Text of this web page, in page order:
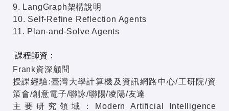
9. LangGraph架構說明
10. Self-Refine Reflection Agents
11. Plan-and-Solve Agents
課程師資：
Frank資深顧問
授課經驗:臺灣大學計算機及資訊網路中心/工研院/資
策會/創意電子/聯詠/聯陽/凌陽/友達
主要研究領域：Modern Artificial Intelligence